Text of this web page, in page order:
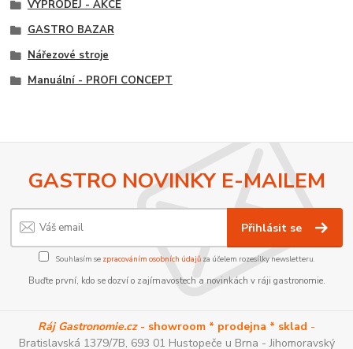
VÝPRODEJ - AKCE
GASTRO BAZAR
Nářezové stroje
Manuální - PROFI CONCEPT
GASTRO NOVINKY E-MAILEM
Přihlásit se
Souhlasím se zpracováním osobních údajůza účelem rozesílky newsletteru.
Buďte první, kdo se dozví o zajímavostech a novinkách v ráji gastronomie.
Ráj Gastronomie.cz- showroom * prodejna * sklad -
Bratislavská 1379/7B, 693 01 Hustopeče u Brna - Jihomoravský